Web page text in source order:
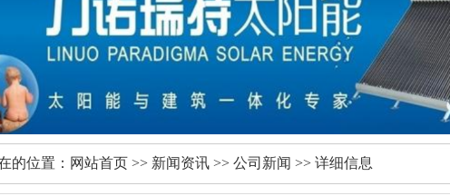
的位置： 网站首页 >> 新闻资讯 >> 公司新闻 >> 详细信息